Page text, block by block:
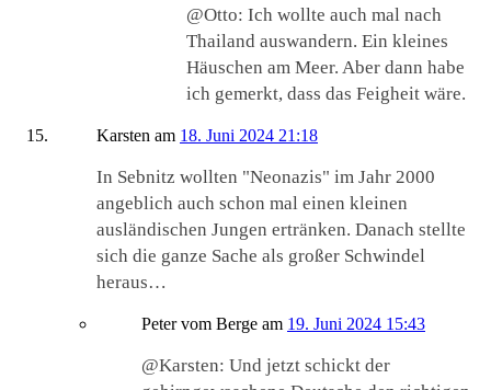
@Otto: Ich wollte auch mal nach
Thailand auswandern. Ein kleines
Häuschen am Meer. Aber dann habe
ich gemerkt, dass das Feigheit wäre.
Karsten am 18. Juni 2024 21:18
In Sebnitz wollten "Neonazis" im Jahr 2000
angeblich auch schon mal einen kleinen
ausländischen Jungen ertränken. Danach stellte
sich die ganze Sache als großer Schwindel
heraus…
Peter vom Berge am 19. Juni 2024 15:43
@Karsten: Und jetzt schickt der